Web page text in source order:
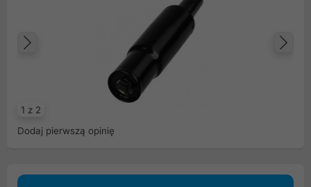
1 z 2
Poprzedni
Dodaj pierwszą opinię